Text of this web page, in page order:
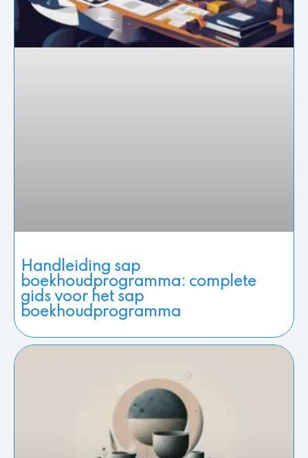
Handleiding sap
boekhoudprogramma: complete
gids voor het sap
boekhoudprogramma